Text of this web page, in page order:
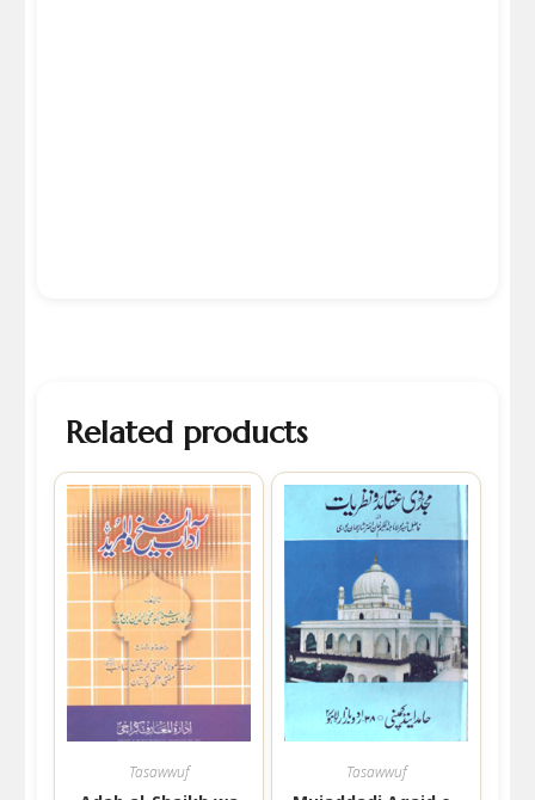
Related products
Tasawwuf Tasawwuf